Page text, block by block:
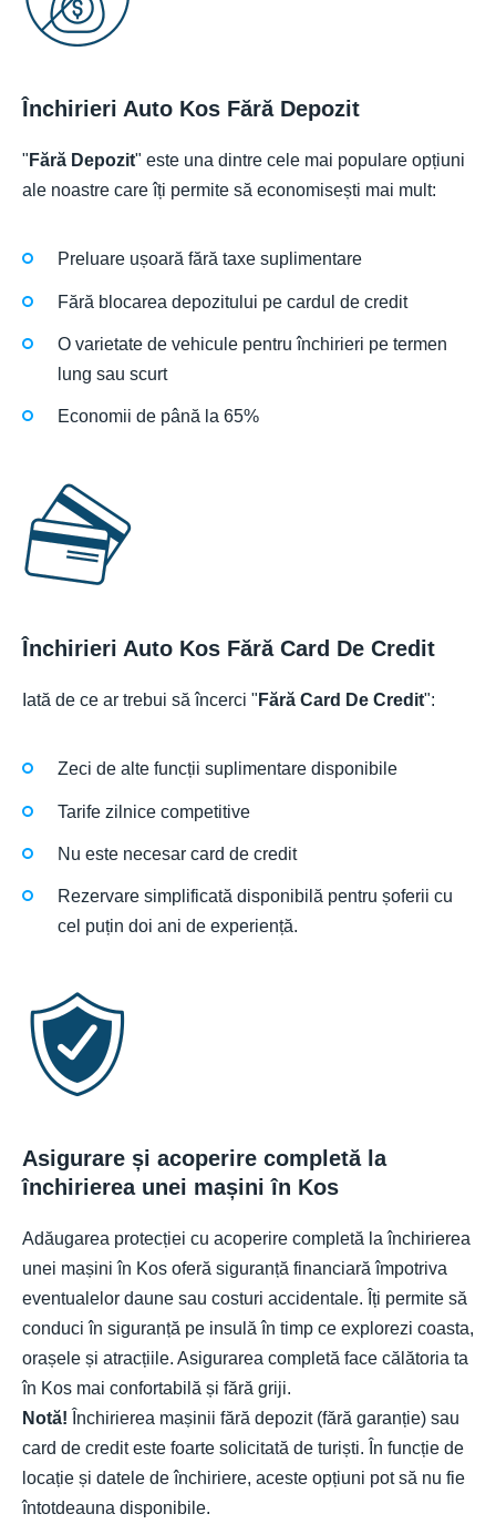
Închirieri Auto Kos Fără Depozit
" Fără Depozit" este una dintre cele mai populare opțiuni
ale noastre care îți permite să economisești mai mult:
Preluare ușoară fără taxe suplimentare
Fără blocarea depozitului pe cardul de credit
O varietate de vehicule pentru închirieri pe termen
lung sau scurt
Economii de până la 65%
Închirieri Auto Kos Fără Card De Credit
Iată de ce ar trebui să încerci " Fără Card De Credit":
Zeci de alte funcții suplimentare disponibile
Tarife zilnice competitive
Nu este necesar card de credit
Rezervare simplificată disponibilă pentru șoferii cu
cel puțin doi ani de experiență.
Asigurare și acoperire completă la
închirierea unei mașini în Kos
Adăugarea protecției cu acoperire completă la închirierea
unei mașini în Kos oferă siguranță financiară împotriva
eventualelor daune sau costuri accidentale. Îți permite să
conduci în siguranță pe insulă în timp ce explorezi coasta,
orașele și atracțiile. Asigurarea completă face călătoria ta
în Kos mai confortabilă și fără griji.
Notă! Închirierea mașinii fără depozit (fără garanție) sau
card de credit este foarte solicitată de turiști. În funcție de
locație și datele de închiriere, aceste opțiuni pot să nu fie
întotdeauna disponibile.